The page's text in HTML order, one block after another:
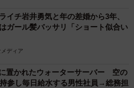
イチ岩井勇気と年の差婚から3年、
ガール髪バッサリ「ショート似合い
メディア
置かれたウォーターサーバー 空の
参し毎日給水する男性社員→総務担